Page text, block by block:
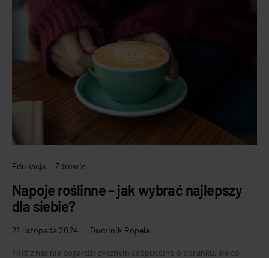
Edukacja Zdrowie
Napoje roślinne – jak wybrać najlepszy
dla siebie?
21 listopada 2024 Dominik Ropela
Nikt z nas nie pogardzi pysznym cappuccino o poranku, ale co